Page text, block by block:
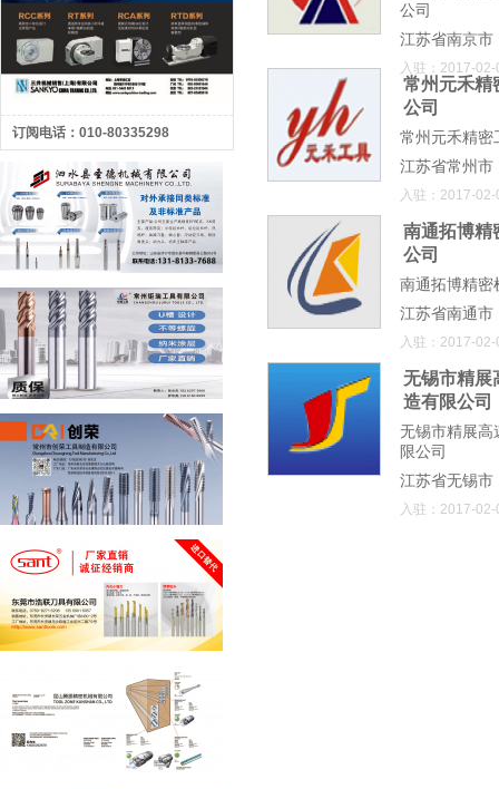
订阅电话：010-80335298
公司
江苏省南京市
入驻：2017-02-
常州元禾精
公司
常州元禾精密
江苏省常州市
入驻：2017-02-
南通拓博精
公司
南通拓博精密
江苏省南通市
入驻：2017-02-
无锡市精展
造有限公司
无锡市精展高
限公司
江苏省无锡市
入驻：2017-02-